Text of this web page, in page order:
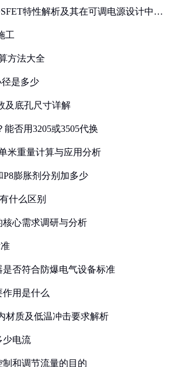
特性解析及其在可调电源设计中的
工
方法大全
是多少
及底孔尺寸详解
能否用3205或3505代换
米重量计算与应用分析
P8膨胀剂分别加多少
什么区别
心需求调研与分析
否符合防爆电气设备标准
用是什么
材质及低温冲击要求解析
少电流
和调节流量的目的